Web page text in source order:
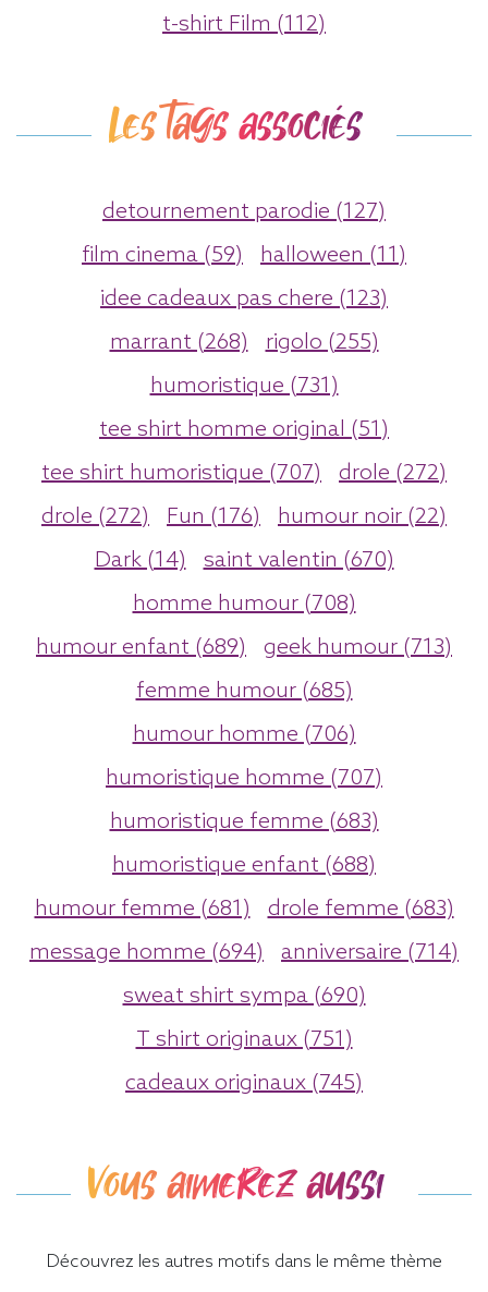
t-shirt Film (112)
Les tags associés
detournement parodie (127)
film cinema (59)
halloween (11)
idee cadeaux pas chere (123)
marrant (268)
rigolo (255)
humoristique (731)
tee shirt homme original (51)
tee shirt humoristique (707)
drole (272)
drole (272)
Fun (176)
humour noir (22)
Dark (14)
saint valentin (670)
homme humour (708)
humour enfant (689)
geek humour (713)
femme humour (685)
humour homme (706)
humoristique homme (707)
humoristique femme (683)
humoristique enfant (688)
humour femme (681)
drole femme (683)
message homme (694)
anniversaire (714)
sweat shirt sympa (690)
T shirt originaux (751)
cadeaux originaux (745)
Vous aimerez aussi
Découvrez les autres motifs dans le même thème